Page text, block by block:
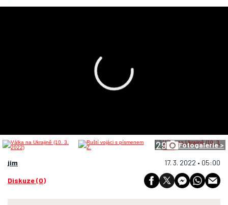
29 Fotogalerie >
jim 17. 3. 2022 • 05:00
Diskuze (0)